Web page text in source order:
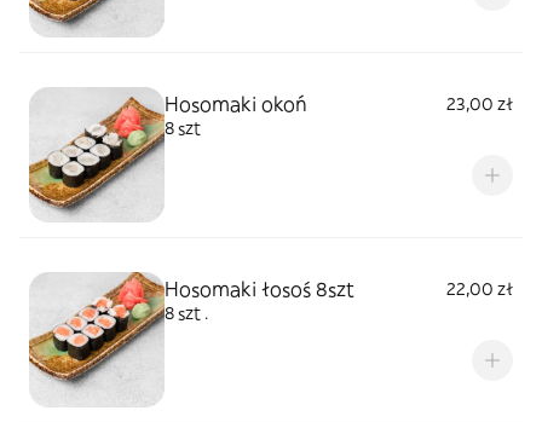
Hosomaki okoń
23,00 zł
8 szt
Hosomaki łosoś 8szt
22,00 zł
8 szt .